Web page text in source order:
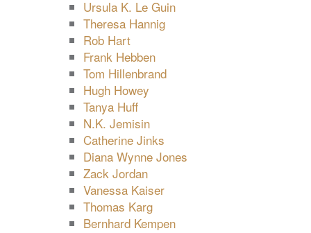
Ursula K. Le Guin
Theresa Hannig
Rob Hart
Frank Hebben
Tom Hillenbrand
Hugh Howey
Tanya Huff
N.K. Jemisin
Catherine Jinks
Diana Wynne Jones
Zack Jordan
Vanessa Kaiser
Thomas Karg
Bernhard Kempen